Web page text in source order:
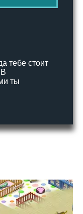
тебе стоит
ты